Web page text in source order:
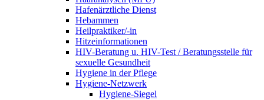
Hafenärztliche Dienst
Hebammen
Heilpraktiker/-in
Hitzeinformationen
HIV-Beratung u. HIV-Test / Beratungsstelle für
sexuelle Gesundheit
Hygiene in der Pflege
Hygiene-Netzwerk
Hygiene-Siegel